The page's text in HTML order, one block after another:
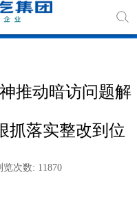
组织
推动暗访问题解
抓落实整改到位
览次数: 11870